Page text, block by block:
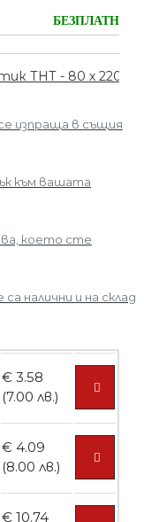
БЕЗПЛАТНО
ТНТ - 80 х 220
БЕЗПЛАТНО
изпраща в същия
към вашата
което сте
налични и на склад
€ 3.58
(7.00 лв.)
€ 4.09
(8.00 лв.)
€ 10.74